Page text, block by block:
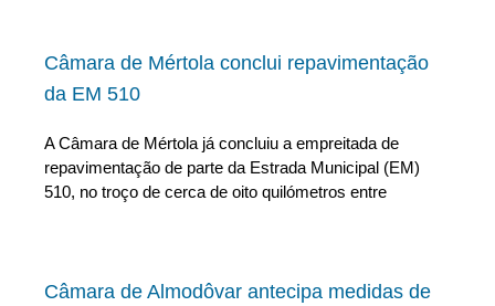
Câmara de Mértola conclui repavimentação
da EM 510
A Câmara de Mértola já concluiu a empreitada de
repavimentação de parte da Estrada Municipal (EM)
510, no troço de cerca de oito quilómetros entre
Câmara de Almodôvar antecipa medidas de